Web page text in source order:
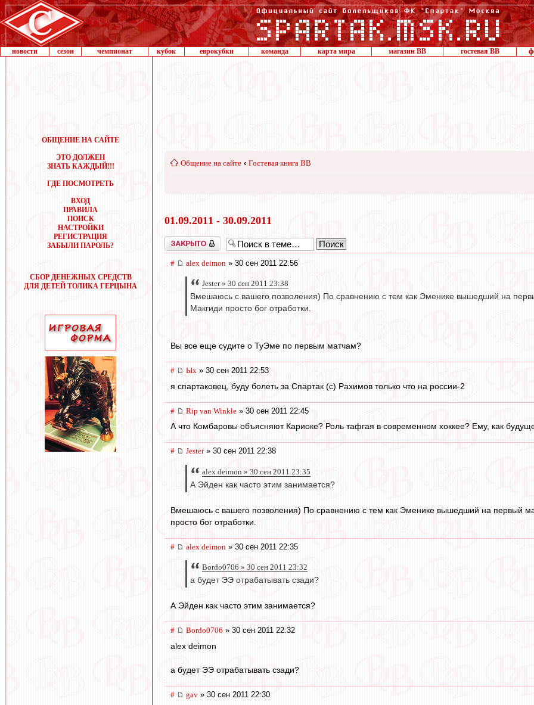
новости сезон чемпионат кубок еврокубки команда карта мира магазин ВВ гостевая ВВ
ОБЩЕНИЕ НА САЙТЕ
ЭТО ДОЛЖЕН
ЗНАТЬ КАЖДЫЙ!!!
ГДЕ ПОСМОТРЕТЬ
ВХОД
ПРАВИЛА
ПОИСК
НАСТРОЙКИ
РЕГИСТРАЦИЯ
ЗАБЫЛИ ПАРОЛЬ?
СБОР ДЕНЕЖНЫХ СРЕДСТВ
ДЛЯ ДЕТЕЙ ТОЛИКА ГЕРЦЫНА
Общение на сайте ‹ Гостевая книга ВВ
01.09.2011 - 30.09.2011
Закрыто
# alex deimon » 30 сен 2011 22:56
Jester » 30 сен 2011 23:38
Вмешаюсь с вашего позволения) По сравнению с тем как Эменике вышедший на
Макгиди просто бог отработки.
Вы все еще судите о ТуЭме по первым матчам?
# Ых » 30 сен 2011 22:53
я спартаковец, буду болеть за Спартак (с) Рахимов только что на россии-2
# Rip van Winkle » 30 сен 2011 22:45
А что Комбаровы объясняют Кариоке? Роль тафгая в современном хоккее? Ему, как
# Jester» 30 сен 2011 22:38
alex deimon » 30 сен 2011 23:35
А Эйден как часто этим занимается?
Вмешаюсь с вашего позволения) По сравнению с тем как Эменике вышедший на первый
просто бог отработки.
# alex deimon » 30 сен 2011 22:35
Bordo0706 » 30 сен 2011 23:32
а будет ЭЭ отрабатывать сзади?
А Эйден как часто этим занимается?
# Bordo0706 » 30 сен 2011 22:32
alex deimon
а будет ЭЭ отрабатывать сзади?
# gav » 30 сен 2011 22:30